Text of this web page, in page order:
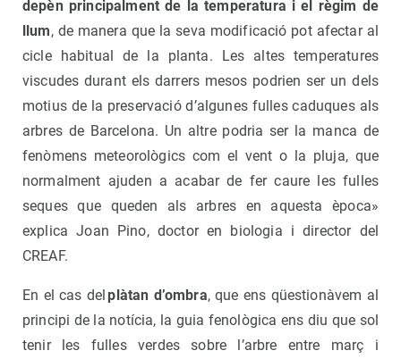
depèn principalment de la temperatura i el règim de
llum, de manera que la seva modificació pot afectar al
cicle habitual de la planta. Les altes temperatures
viscudes durant els darrers mesos podrien ser un dels
motius de la preservació d’algunes fulles caduques als
arbres de Barcelona. Un altre podria ser la manca de
fenòmens meteorològics com el vent o la pluja, que
normalment ajuden a acabar de fer caure les fulles
seques que queden als arbres en aquesta època»
explica Joan Pino, doctor en biologia i director del
CREAF.
En el cas delplàtan d’ombra, que ens qüestionàvem al
principi de la notícia, la guia fenològica ens diu que sol
tenir les fulles verdes sobre l’arbre entre març i